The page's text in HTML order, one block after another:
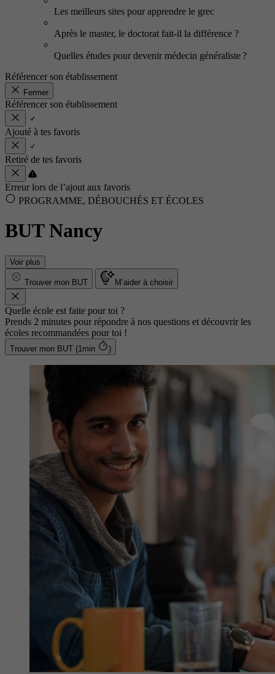
Les meilleurs sites pour apprendre le grec
Après le master, le doctorat fait-il la différence ?
Quelles études pour devenir médecin généraliste ?
Référencer son établissement
Fermer
Référencer son établissement
Ajouté à tes favoris
Retiré de tes favoris
Erreur lors de l’ajout aux favoris
PROGRAMME, DÉBOUCHÉS ET ÉCOLES
BUT Nancy
Voir plus
Trouver mon BUT M’aider à choisir
Quelle école est faite pour toi ?
Prends 2 minutes pour répondre à nos questions et découvrir les
écoles recommandées pour toi !
Trouver mon BUT (1min )